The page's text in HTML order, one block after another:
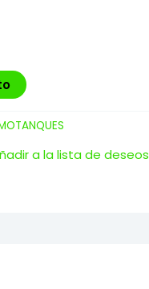
a la lista de deseos